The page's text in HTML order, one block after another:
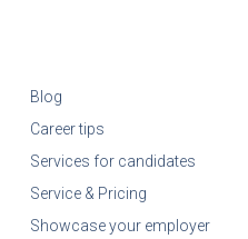
Blog
Career tips
Services for candidates
Service & Pricing
Showcase your employer